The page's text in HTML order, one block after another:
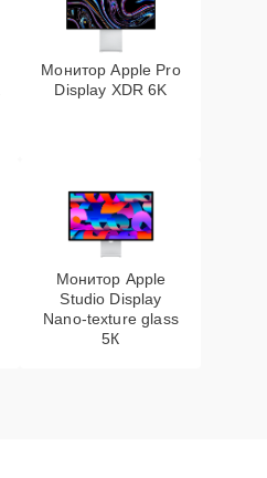
Монитор Apple Pro
Display XDR 6K
Монитор Apple
Studio Display
Nano-texture glass
5К